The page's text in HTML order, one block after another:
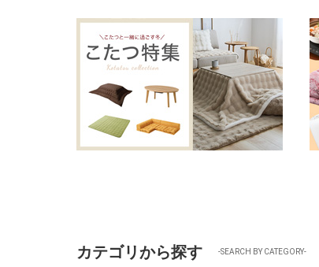
カテゴリから探す -SEARCH BY CATEGORY-